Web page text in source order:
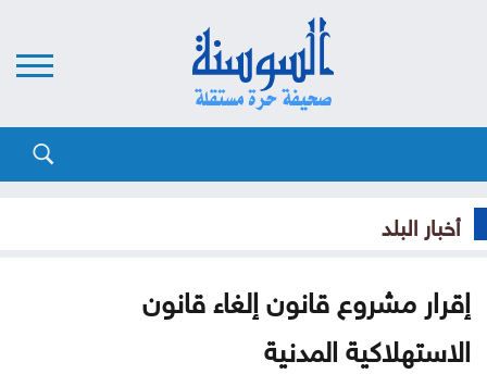
أخبار البلد
إقرار مشروع قانون إلغاء قانون
الاستهلاكية المدنية